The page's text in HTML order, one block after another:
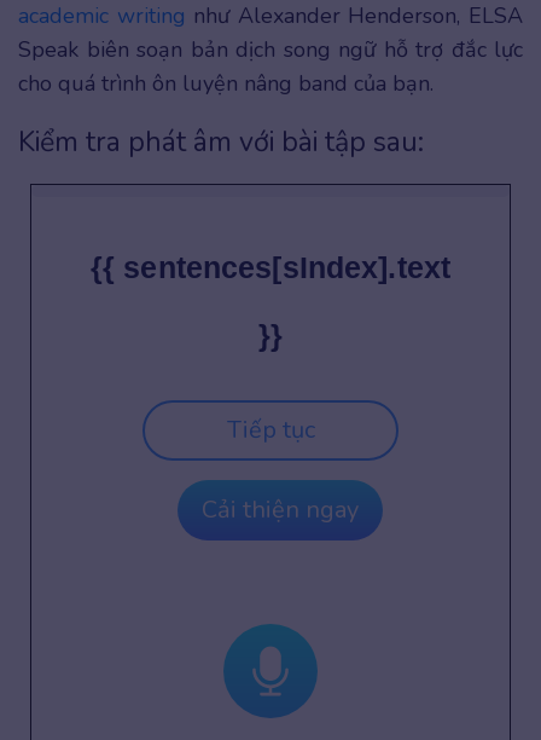
academic writing như Alexander Henderson, ELSA
Speak biên soạn bản dịch song ngữ hỗ trợ đắc lực
cho quá trình ôn luyện nâng band của bạn.
Kiểm tra phát âm với bài tập sau:
{{ sentences[sIndex].text
}}
Tiếp tục
Cải thiện ngay